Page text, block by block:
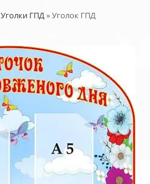
Уголки ГПД»Уголок ГПД